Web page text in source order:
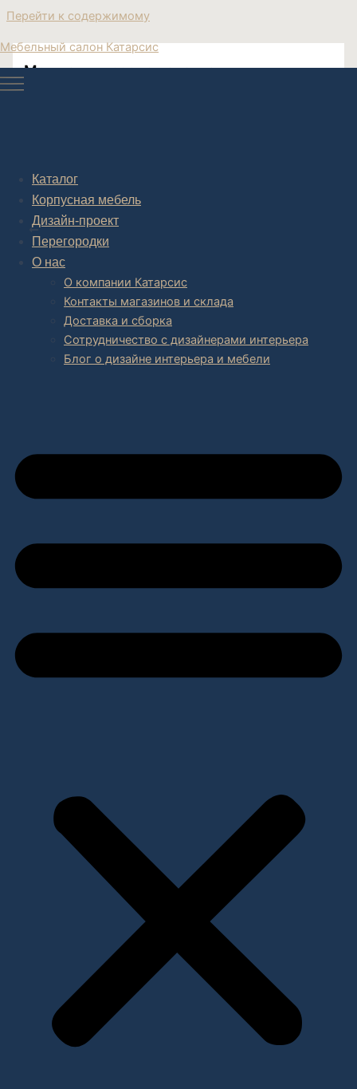
Перейти к содержимому
Мебельный салон Катарсис
Каталог
Корпусная мебель
Дизайн-проект
Перегородки
О нас
О компании Катарсис
Контакты магазинов и склада
Доставка и сборка
Сотрудничество с дизайнерами интерьера
Блог о дизайне интерьера и мебели
Мех ламы кресло качалка
Post navigation
НАЗАД